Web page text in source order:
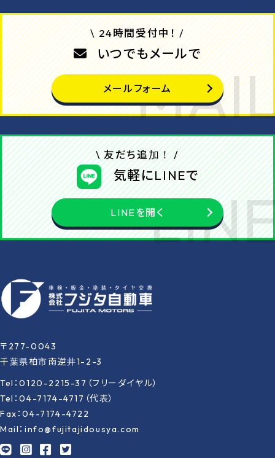
\ 24時間受付中！ /
いつでもメールで
メールフォーム
\ 友だち追加！ /
気軽にLINEで
LINEを開く
〒277-0043
千葉県柏市南逆井1-2-3
Tel：0120-2215-37（フリーダイヤル）
Tel：04-7174-4717（代表）
Fax：04-7174-4722
Mail：info@fujitajidousya.com